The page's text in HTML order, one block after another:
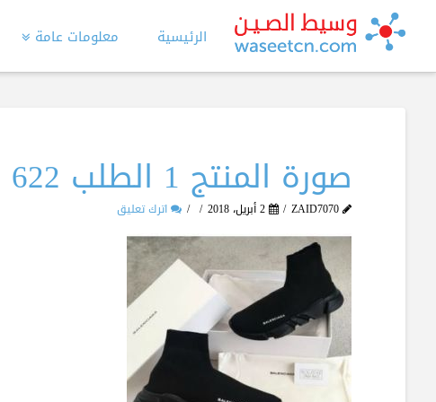
الرئيسية معلومات عامة
صورة المنتج 1 الطلب 622
ZAID7070 2 أبريل، 2018 اترك تعليق